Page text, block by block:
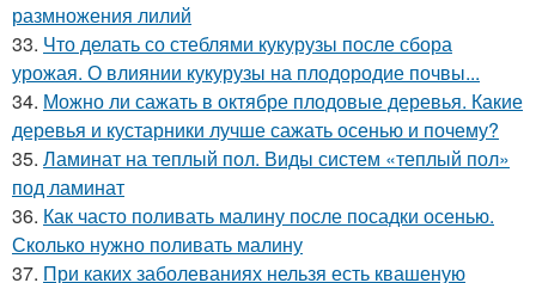
размножения лилий
33. Что делать со стеблями кукурузы после сбора
урожая. О влиянии кукурузы на плодородие почвы...
34. Можно ли сажать в октябре плодовые деревья. Какие
деревья и кустарники лучше сажать осенью и почему?
35. Ламинат на теплый пол. Виды систем «теплый пол»
под ламинат
36. Как часто поливать малину после посадки осенью.
Сколько нужно поливать малину
37. При каких заболеваниях нельзя есть квашеную